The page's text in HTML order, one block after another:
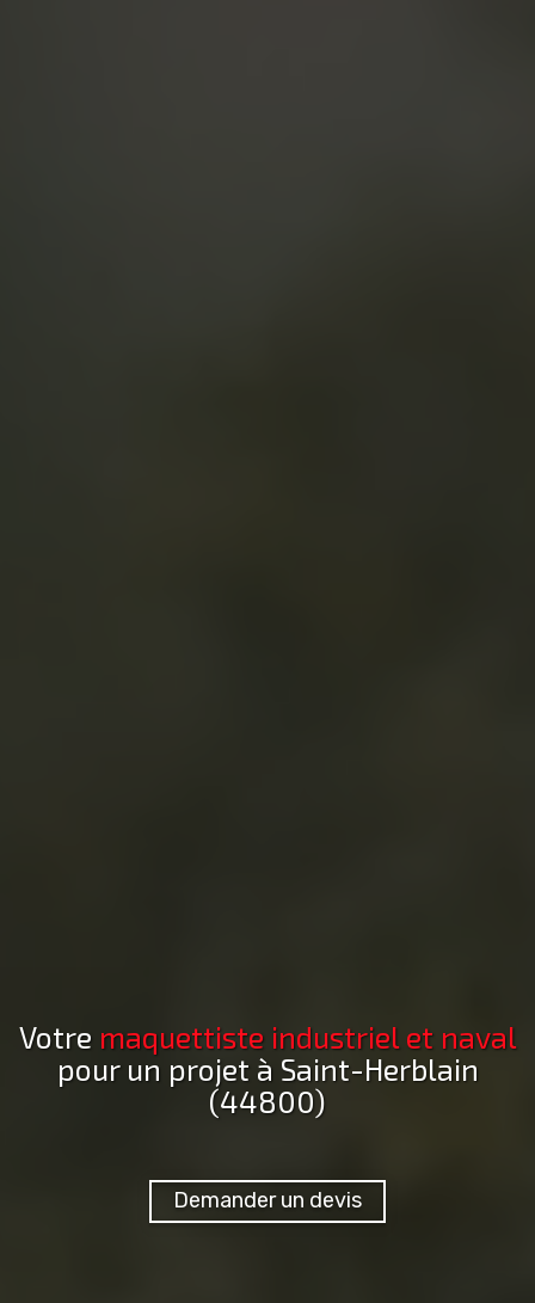
Votre maquettiste industriel et naval
pour un projet à Saint-Herblain
(44800)
Demander un devis